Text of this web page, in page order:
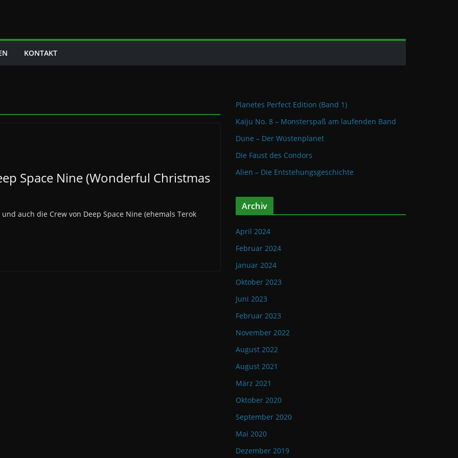
KONTAKT
Space Nine (Wonderful Christmas
auch die Crew von Deep Space Nine (ehemals Terok
Planetes Perfect Edition (Band 1)
Kaiju No. 8 – Monsterspaß am laufenden Band
Dune – Der Wüstenplanet
Die Faust des Condors
Alien – Die Entstehungsgeschichte
Archiv
April 2024
Februar 2024
Januar 2024
Oktober 2023
Juni 2023
Februar 2023
November 2022
August 2022
August 2021
März 2021
Oktober 2020
September 2020
Mai 2020
Dezember 2019